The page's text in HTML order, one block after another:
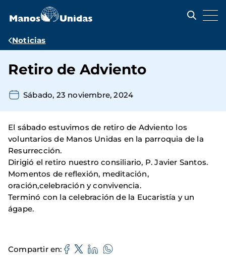
contenido
Ruta
navegación
Noticias
Retiro de Adviento
Sábado, 23 noviembre, 2024
El sábado estuvimos de retiro de Adviento los
voluntarios de Manos Unidas en la parroquia de la
Resurrección.
Dirigió el retiro nuestro consiliario, P. Javier Santos.
Momentos de reflexión, meditación,
oración,celebración y convivencia.
Terminó con la celebración de la Eucaristía y un
ágape.
Compartir en